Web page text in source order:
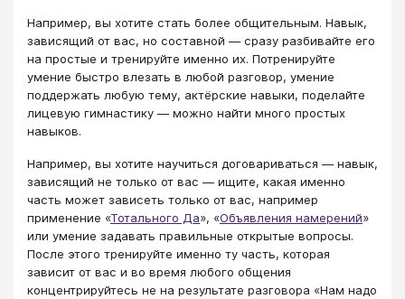
Например, вы хотите стать более общительным. Навык,
зависящий от вас, но составной ― сразу разбивайте его
на простые и тренируйте именно их. Потренируйте
умение быстро влезать в любой разговор, умение
поддержать любую тему, актёрские навыки, поделайте
лицевую гимнастику ― можно найти много простых
навыков.
Например, вы хотите научиться договариваться ― навык,
зависящий не только от вас ― ищите, какая именно
часть может зависеть только от вас, например
применение «Тотального Да», «Объявления намерений»
или умение задавать правильные открытые вопросы.
После этого тренируйте именно ту часть, которая
зависит от вас и во время любого общения
концентрируйтесь не на результате разговора «Нам надо